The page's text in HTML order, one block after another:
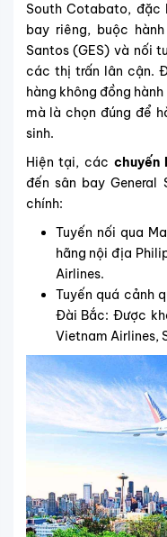
South Cotabato,
bay riêng, buộc
Santos (GES) và nối
các thị trấn lân cận.
hàng không đồng
mà là chọn đúng để
sinh.
Hiện tại, các chuyến
đến sân bay
chính:
Tuyến nối qua
hãng nội địa
Airlines.
Tuyến quá cảnh
Đài Bắc: Được
Vietnam Airlines,